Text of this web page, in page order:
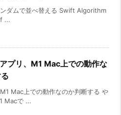
ンダムで並べ替える Swift Algorithm
...
プリ、M1 Mac上での動作な
Mac上での動作なのか判断する や
Macで ...